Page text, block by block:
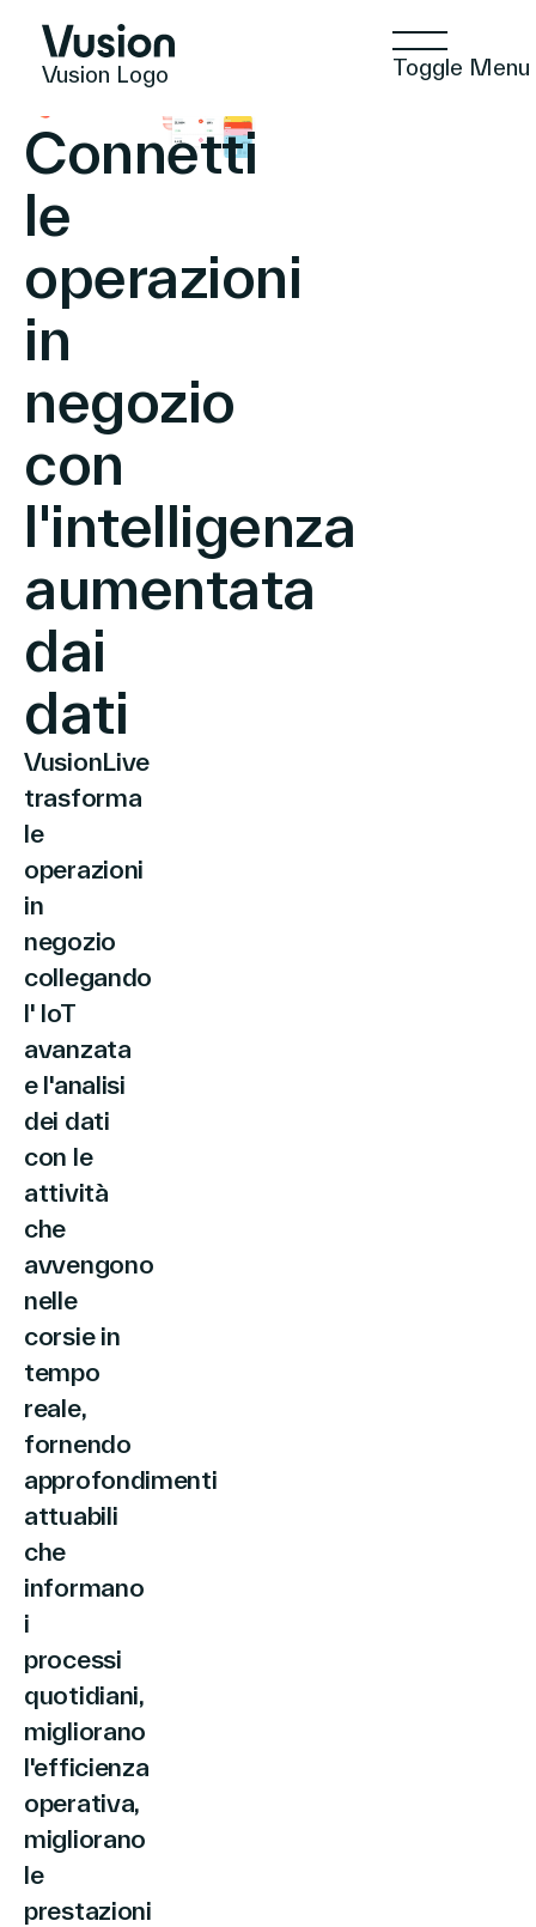
Vusion Logo Toggle Menu
Tecnologie
Soluzioni
Approfondimenti
Commercio Positivo
Azienda
Investitori
Partners
Link
Italiano
Connetti
le
operazioni
in
negozio
con
l'intelligenza
aumentata
dai
dati
VusionLive
trasforma
le
operazioni
in
negozio
collegando
l' IoT
avanzata
e l'analisi
dei dati
con le
attività
che
avvengono
nelle
corsie in
tempo
reale,
fornendo
approfondimenti
attuabili
che
informano
i
processi
quotidiani,
migliorano
l'efficienza
operativa,
migliorano
le
prestazioni